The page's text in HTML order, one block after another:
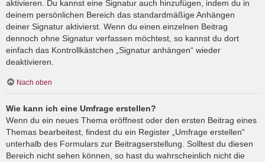
aktivieren. Du kannst eine Signatur auch hinzufügen, indem du in
deinem persönlichen Bereich das standardmäßige Anhängen
deiner Signatur aktivierst. Wenn du einen einzelnen Beitrag
dennoch ohne Signatur verfassen möchtest, so kannst du dort
einfach das Kontrollkästchen „Signatur anhängen“ wieder
deaktivieren.
Nach oben
Wie kann ich eine Umfrage erstellen?
Wenn du ein neues Thema eröffnest oder den ersten Beitrag eines
Themas bearbeitest, findest du ein Register „Umfrage erstellen“
unterhalb des Formulars zur Beitragserstellung. Solltest du diesen
Bereich nicht sehen können, so hast du wahrscheinlich nicht die